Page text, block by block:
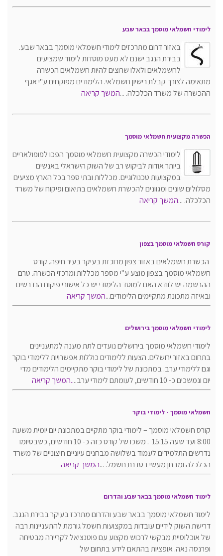
לימודי חשמלאי מוסמך בבאר שבע
באזור דרום מתרכזים לימודי חשמלאי מוסמך בבאר שבע.
בבירת הנגב ישנם לא מעט מוסדות לימוד שמציעים
לחשמלאים ולאלו שרוצים להיות חשמלאים הכשרה
מתאימה לצורך קבלת רישיון חשמלאי. הלימודים מפוקחים ע"י אגף
ההכשרה של משרד הכלכלה. ...המשך קריאה
הכשרה מקצועית חשמלאי מוסמך
לימודי הכשרה מקצועית חשמלאי מוסמך הפכו לפופולאריים
ביותר אודות לביקוש רב של השוק הישראלי באנשים
במקצועות טכנולוגיים. מכללות ובתי ספר בכל הארץ מציעים
מסלולים שונים ומגוונים להכשרת חשמלאים בתיאום ופיקוח של משרד
הכלכלה. ...המשך קריאה
קורס חשמלאי מוסמך בצפון
הכשרת חשמלאים באזור צפון מרוכזת בעיקר בעיר חיפה. קורס
חשמלאי מוסמך בצפון מוצע ע"י מספר מכללות ומרכזי הכשרה. טרם
ההרשמה יש לוודא האם למוסד הלימודי יש כל אישורי פיקוח הנדרשים
ובאיזה מתכונת מתקיימים הלימודים...המשך קריאה
לימודי חשמלאי מוסמך בירושלים
לימודי חשמלאי מוסמך בירושלים נועדים לתת מענה למתעניינים
בתחום באזור ירושלים. הצעות ללימודים כוללות אפשרויות ללימודי בוקר
וגם ללימודי ערב. במתכונת של לימודי בוקר מתקיימים הלימודים מדי
יום ונמשכים כ- 10 חודשים, לעומתם לימודי ערב..
..המשך קריאה
חשמלאי מוסמך - לימודי בוקר
קורס חשמלאי מוסמך – לימודי בוקר מתקיים במתכונת יום יומית משעה
8:00 ועד שעה 15:15 . משכו של קורס כזה כ- 10 חודשים, כשבסיומו
נדרשים התלמידים לעמוד בשלושה מבחנים עיוניים חיצוניים של משרד
הכלכלה ומבחן מעשי בסדנת חשמל. ...המשך קריאה
לימוד חשמלאי מוסמך בבאר שבע והדרום
לימוד חשמלאי מוסמך בבאר שבע והדרום מתרכז בעיקר בבירת הנגב.
דרישת השוק לידיים עובדות במקצועות חשמל גורמת להתעניינות רבה
של אוכלוסיית מבקשי לרכוש מקצוע עם פוטנציאל לקריירה מבטיחה
ופרנסה נאה. אופציות בהתאם לידע בתחום של